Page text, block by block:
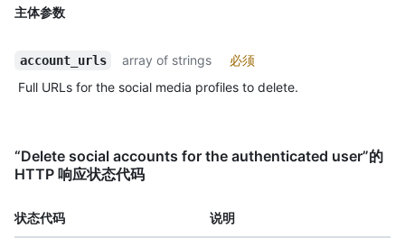
主体参数
account_urls array of strings
必须
Full URLs for the social media profiles to delete.
“Delete social accounts for the authenticated user”的
HTTP 响应状态代码
状态代码 说明